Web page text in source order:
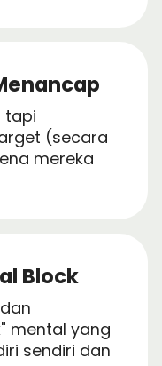
tapi
(secara
mereka
Block
mental yang
sendiri dan